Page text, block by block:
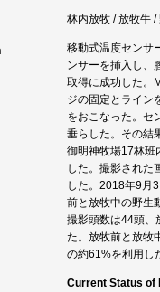
林内放牧 / 放牧牛
移動式温度センサ
ンサーを挿入し、
取得に成功した。
ジの固定とライン
をおこなった。セ
垂らした。その結
御明神牧場17林班
した。撮影された
した。2018年9月
前と放牧中の野生
撮影頭数は44頭、
た。放牧前と放牧
の約61%を利用し
Current Status of